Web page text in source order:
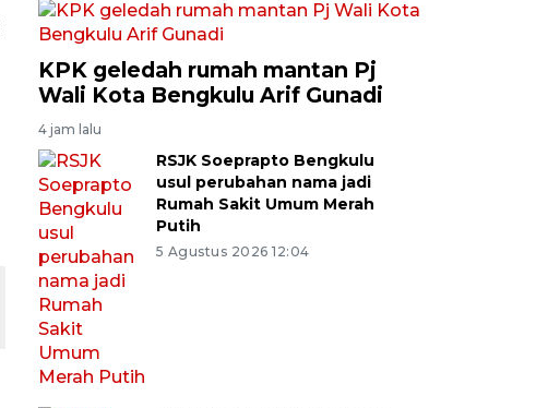
KPK geledah rumah mantan Pj
Wali Kota Bengkulu Arif Gunadi
4 jam lalu
RSJK Soeprapto Bengkulu
usul perubahan nama jadi
Rumah Sakit Umum Merah
Putih
5 Agustus 2026 12:04